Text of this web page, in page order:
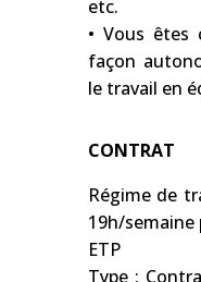
etc.
• Vous êtes
façon
le travail en
CONTRAT
Régime de
19h/semaine
ETP
Type :